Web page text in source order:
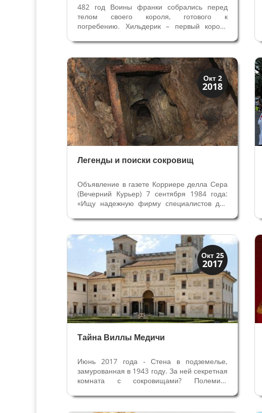
482 год Воины франки собрались перед
телом своего короля, готового к
погребению. Хильдерик – первый король
могучей династии на территориях
варварского королевства франков.
Рыжеватые длинные волосы, шлем короля-
воина, который за...
Окт 2
2018
Праздники и легенды
Традиции
Легенды и поиски сокровищ
Объявление в газете Корриере делла Сера
(Вечерний Курьер) 7 сентября 1984 года:
«Ищу надежную фирму специалистов для
максимальную серьезность и большую
вероятность успеха» До сих пор клад не
найден, но многие уверены, что в XIX...
Окт 25
2017
История
Клады и медали
Тайна Виллы Медичи
Июнь 2017 года - Стена в подземелье,
замурованная в 1943 году. За ней секретная
комната с сокровищами? Полемика
Франции по поводу подвалов Дворца